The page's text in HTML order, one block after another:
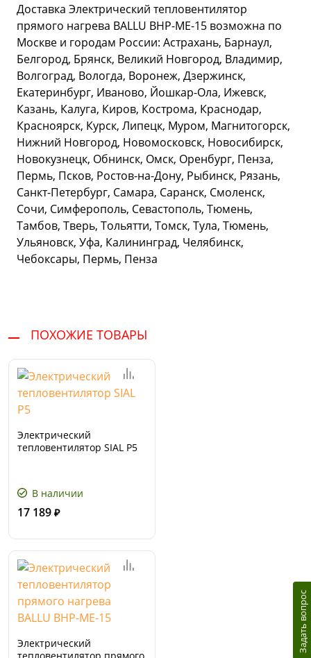
Доставка Электрический тепловентилятор
прямого нагрева BALLU BHP-ME-15 возможна по
Москве и городам России: Астрахань, Барнаул,
Белгород, Брянск, Великий Новгород, Владимир,
Волгоград, Вологда, Воронеж, Дзержинск,
Екатеринбург, Иваново, Йошкар-Ола, Ижевск,
Казань, Калуга, Киров, Кострома, Краснодар,
Красноярск, Курск, Липецк, Муром, Магнитогорск,
Нижний Новгород, Новомосковск, Новосибирск,
Новокузнецк, Обнинск, Омск, Оренбург, Пенза,
Пермь, Псков, Ростов-на-Дону, Рыбинск, Рязань,
Санкт-Петербург, Самара, Саранск, Смоленск,
Сочи, Симферополь, Севастополь, Тюмень,
Тамбов, Тверь, Тольятти, Томск, Тула, Тюмень,
Ульяновск, Уфа, Калининград, Челябинск,
Чебоксары, Пермь, Пенза
ПОХОЖИЕ ТОВАРЫ
Электрический
тепловентилятор SIAL P5
В наличии
17 189 ₽
Электрический
Задать вопрос